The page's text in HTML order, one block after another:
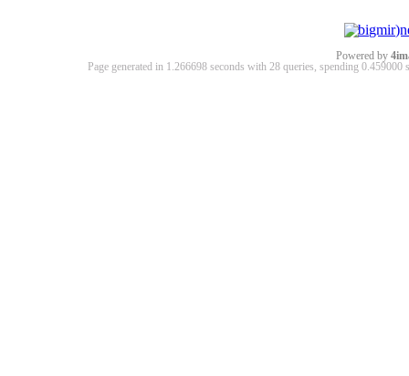
Powered by
Page generated in 1.266698 seconds with 28 queries, spending